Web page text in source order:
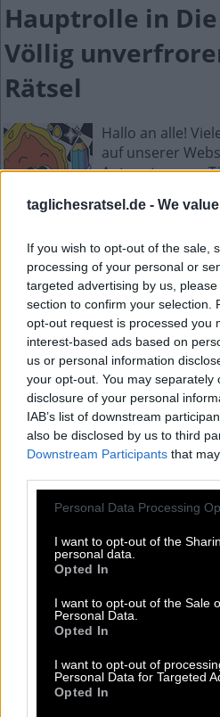
taglichesratsel.de - We
If you wish to opt-out of the sale,
processing of your personal or
targeted advertising by us,
section to confirm your selection.
opt-out request is processed you
interest-based ads based on
us or personal information
your opt-out. You may separately
disclosure of your personal
IAB’s list of downstream
also be disclosed by us to third
Downstream Participants that
Personal Data Processing
I want to opt-out of the
personal data.
Opted In
I want to opt-out of the Sale
Personal Data.
Opted In
I want to opt-out of
Personal Data for Targeted
Opted In
Hauptrolle in
Völlig
Rätsel
Hallo an alle!
auf unserer
Antworten zum
Tägliches
Sudoku und Tangle. All diese
Teil dieser App. Mit diesen
Freunde herausfordern, die
Rechtschreibung verbessern
von Fanatee, Inc, bekannt für
Wortspiele im Android- und
Zugriff auf Hunderte von
Android-Gerät. Spielen oder
Kreuzworträtsel, wann und wo
Ihr Gehirn und lösen Sie jeden
Kreuzworträtsel! Erweitern Sie
Allgemeinwissen. Werden Sie
Kreuzworträtsel-Lösen und
und das alles kostenlos! Diese
Hauptrolle in Die
Die Antwort auf diese Frage:
L S A